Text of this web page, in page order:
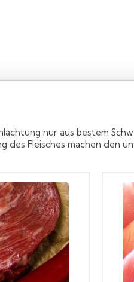
nur aus bestem
Fleisches machen den